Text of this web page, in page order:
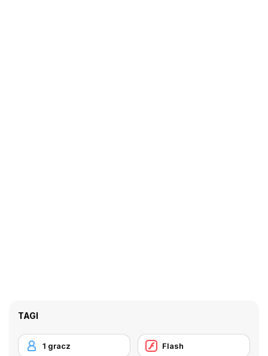
TAGI
1 gracz Flash